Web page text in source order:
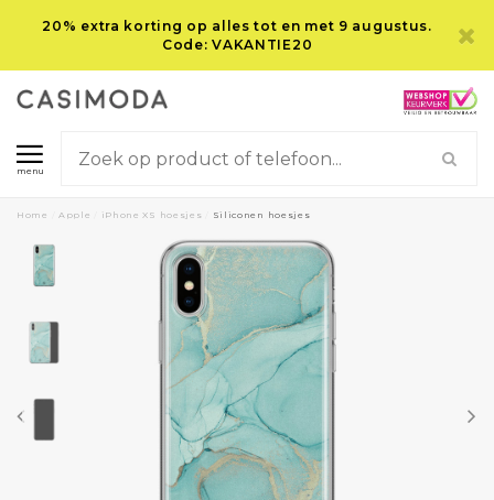
20% extra korting op alles tot en met 9 augustus.
Code: VAKANTIE20
menu
Home Apple iPhone XS hoesjes Siliconen hoesjes